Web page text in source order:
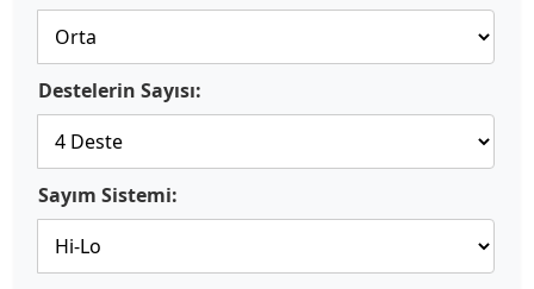
Destelerin Sayısı:
Sayım Sistemi: